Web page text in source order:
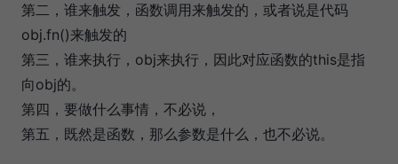
第二，谁来触发，函数调用来触发的，或者说是代码
obj.fn()来触发的
第三，谁来执行，obj来执行，因此对应函数的this是指
向obj的。
第四，要做什么事情，不必说，
第五，既然是函数，那么参数是什么，也不必说。